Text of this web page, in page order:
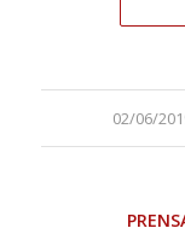
02/06/
/